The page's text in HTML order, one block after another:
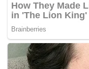
reda dengan takdir
Bagi yangÃ‚Â ingin
menghubungi Rosdi
MYNEWSHUB.CC